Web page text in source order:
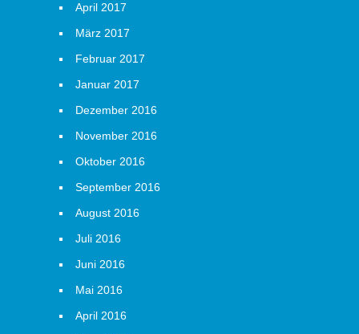
April 2017
März 2017
Februar 2017
Januar 2017
Dezember 2016
November 2016
Oktober 2016
September 2016
August 2016
Juli 2016
Juni 2016
Mai 2016
April 2016